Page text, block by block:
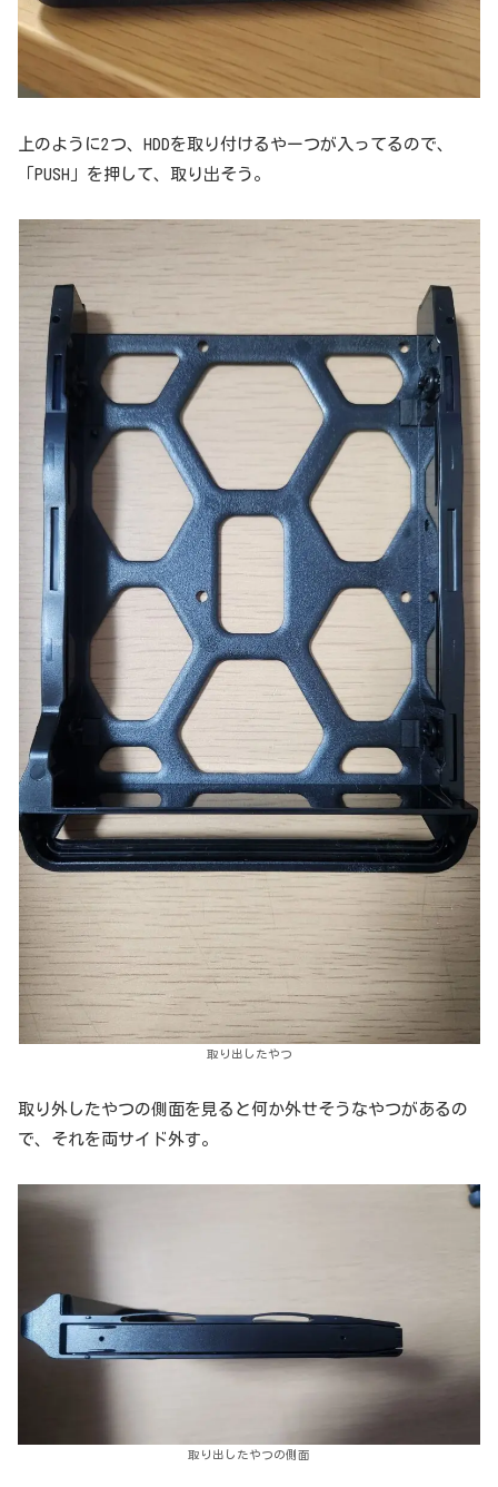
上のように2つ、HDDを取り付けるやーつが入ってるので、
「PUSH」を押して、取り出そう。
取り出したやつ
取り外したやつの側面を見ると何か外せそうなやつがあるの
で、それを両サイド外す。
取り出したやつの側面